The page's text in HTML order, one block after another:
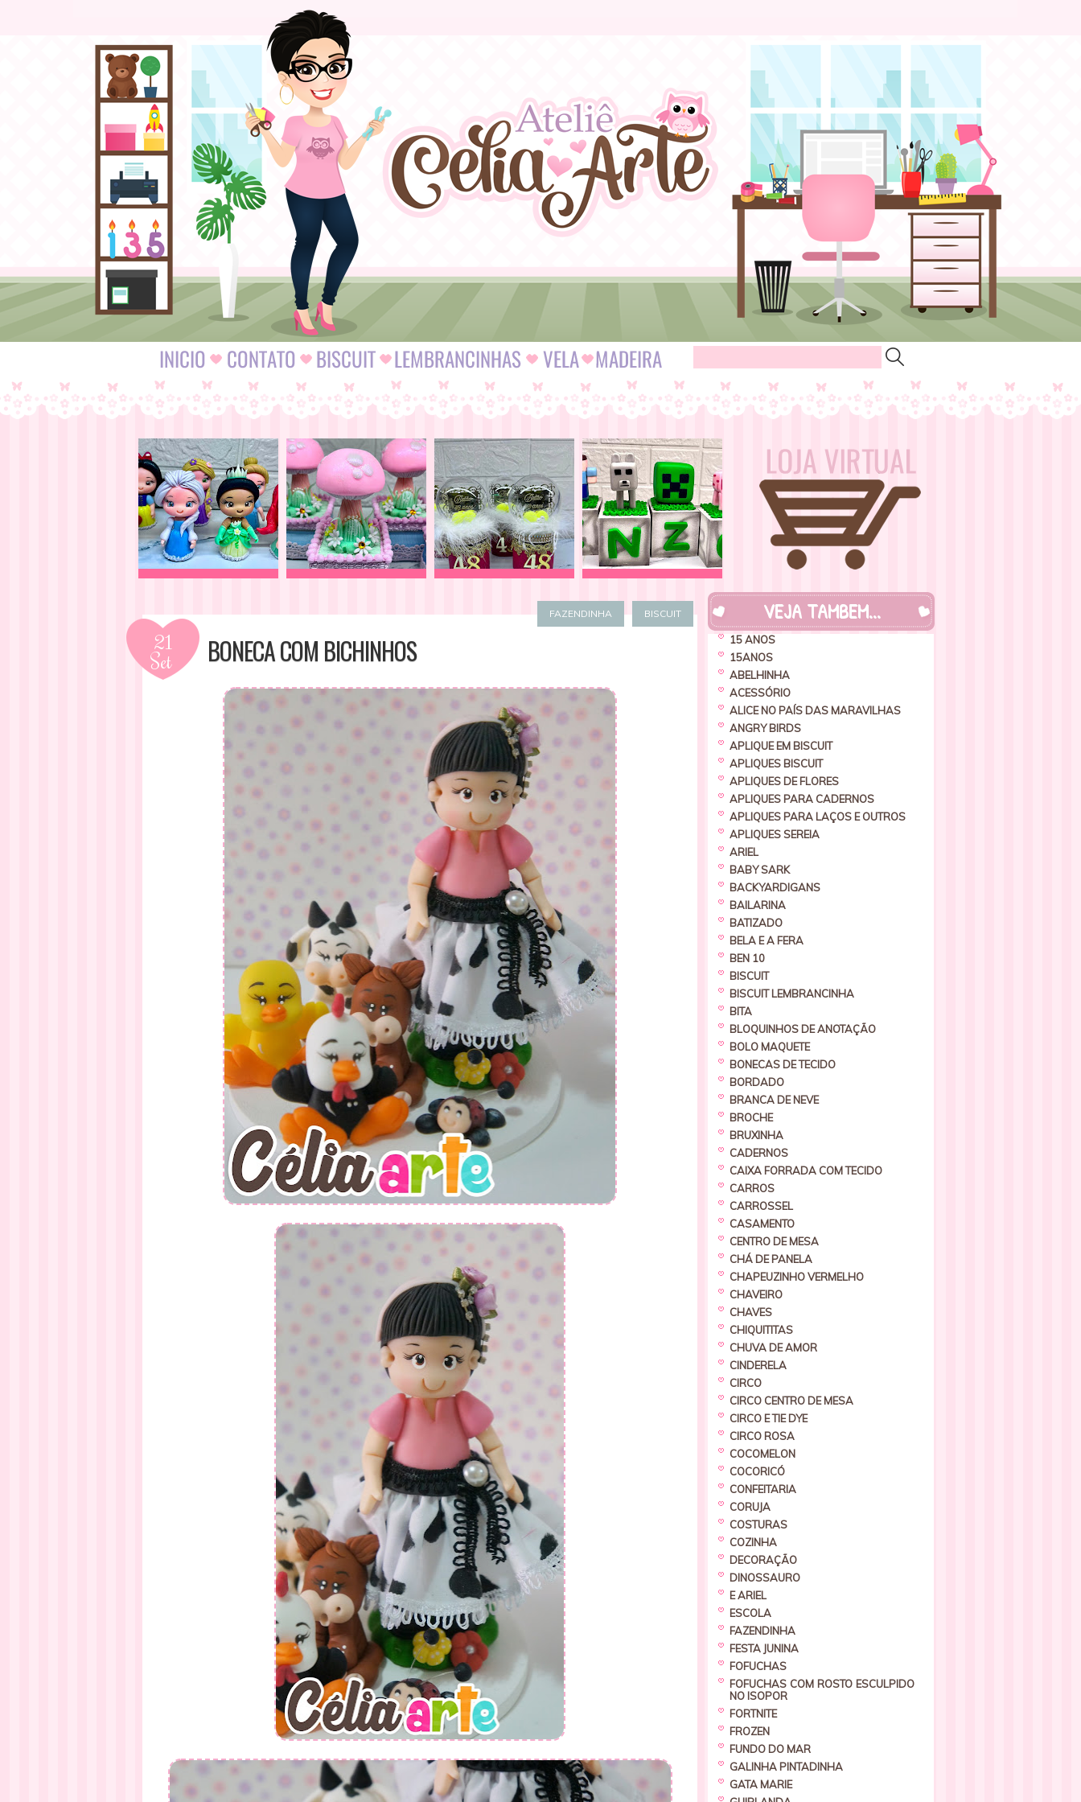
BISCUIT
FAZENDINHA
21
Set BONECA COM BICHINHOS
VEJA TAMBEM...
15 ANOS
15ANOS
ABELHINHA
ACESSÓRIO
ALICE NO PAÍS DAS MARAVILHAS
ANGRY BIRDS
APLIQUE EM BISCUIT
APLIQUES BISCUIT
APLIQUES DE FLORES
APLIQUES PARA CADERNOS
APLIQUES PARA LAÇOS E OUTROS
APLIQUES SEREIA
ARIEL
BABY SARK
BACKYARDIGANS
BAILARINA
BATIZADO
BELA E A FERA
BEN 10
BISCUIT
BISCUIT LEMBRANCINHA
BITA
BLOQUINHOS DE ANOTAÇÃO
BOLO MAQUETE
BONECAS DE TECIDO
BORDADO
BRANCA DE NEVE
BROCHE
BRUXINHA
CADERNOS
CAIXA FORRADA COM TECIDO
CARROS
CARROSSEL
CASAMENTO
CENTRO DE MESA
CHÁ DE PANELA
CHAPEUZINHO VERMELHO
CHAVEIRO
CHAVES
CHIQUITITAS
CHUVA DE AMOR
CINDERELA
CIRCO
CIRCO CENTRO DE MESA
CIRCO E TIE DYE
CIRCO ROSA
COCOMELON
COCORICÓ
CONFEITARIA
CORUJA
COSTURAS
COZINHA
DECORAÇÃO
DINOSSAURO
E ARIEL
ESCOLA
FAZENDINHA
FESTA JUNINA
FOFUCHAS
FOFUCHAS COM ROSTO ESCULPIDO
NO ISOPOR
FORTNITE
FROZEN
FUNDO DO MAR
GALINHA PINTADINHA
GATA MARIE